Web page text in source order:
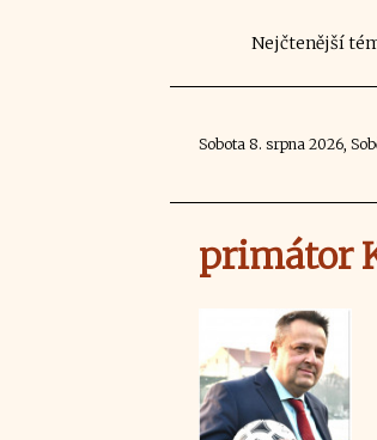
Nejčtenější
Sobota 8. srpna 2026,
primátor